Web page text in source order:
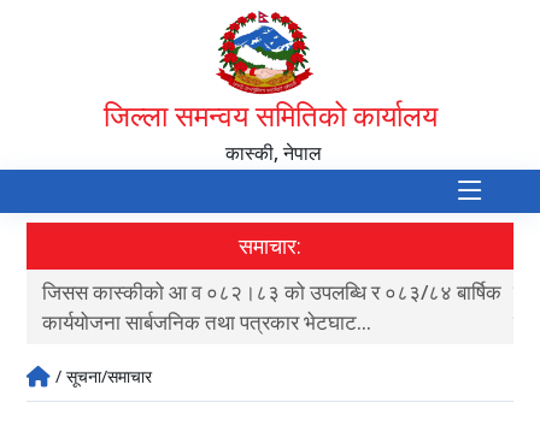
जिल्ला समन्वय समितिको कार्यालय
कास्की, नेपाल
समाचार:
कास्कीको आ व ०८२।८३ को उपलब्धि र ०८३/८४ बार्षिक
सार्बजनिक तथा पत्रकार भेटघाट...
जि स स
/ सूचना/समाचार